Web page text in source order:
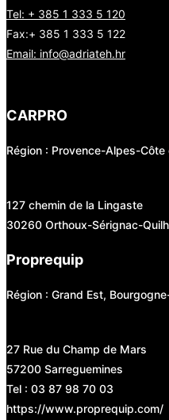
Tel: + 385 1 333 5 120
Fax:+ 385 1 333 5 122
Email: info@adriateh.hr
CARPRO
Région : Provence-Alpes-Côte
127 chemin de la Lingaste
30260 Orthoux-Sérignac-
Proprequip
Région : Grand Est,
27 Rue du Champ de Mars
57200 Sarreguemines
Tel : 03 87 98 70 03
https://www.proprequip.com/